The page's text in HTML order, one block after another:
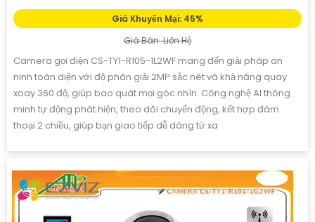
Giá Khuyến Mại: 45%
Giá Bán: Liên Hệ
Camera gọi điện CS-TY1-R105-1L2WF mang đến giải pháp an
ninh toàn diện với độ phân giải 2MP sắc nét và khả năng quay
xoay 360 độ, giúp bao quát mọi góc nhìn. Công nghệ AI thông
minh tự động phát hiện, theo dõi chuyển động, kết hợp đàm
thoại 2 chiều, giúp bạn giao tiếp dễ dàng từ xa